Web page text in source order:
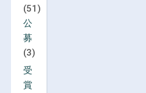
(51)
公
募
(3)
受
賞